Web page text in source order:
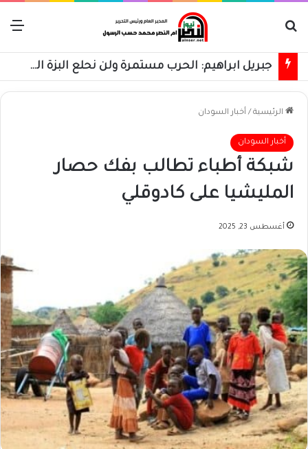
جبريل ابراهيم: الحرب مستمرة ولن نحلع البزة العسكرية حتى استعادة كامل البلاد
الرئيسية / أخبار السودان
أخبار السودان
شبكة أطباء تطالب بفك حصار
المليشيا على كادوقلي
أغسطس 23, 2025